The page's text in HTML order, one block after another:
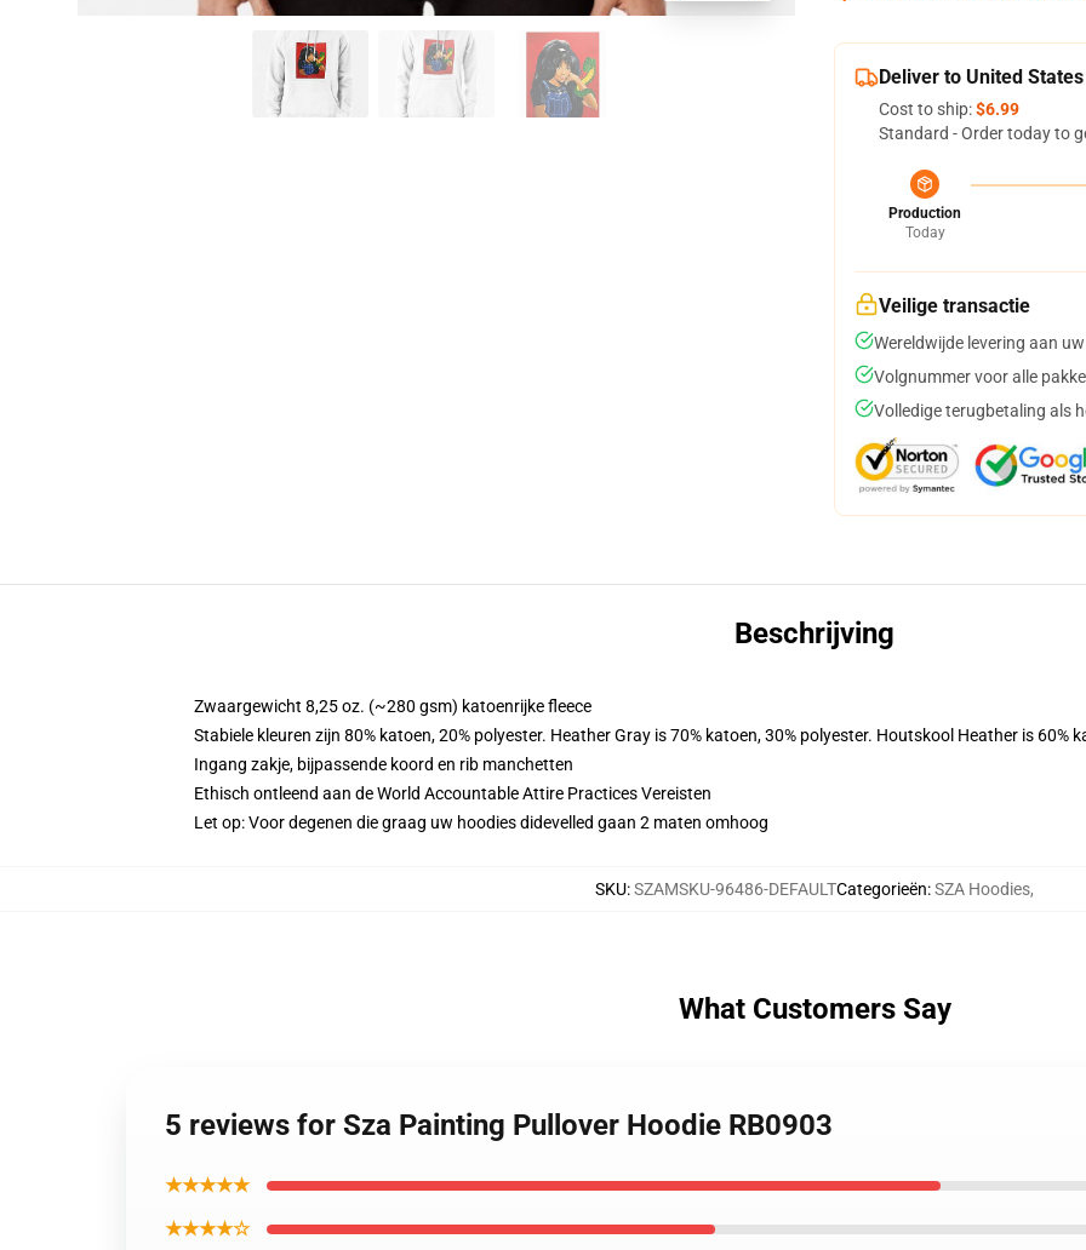
Deliver to United States
Cost to ship:$6.99
Standard - Order today to
Production
Today
Veilige transactie
Wereldwijde levering aan
Volgnummer voor alle
Volledige terugbetaling als
Beschrijving
Zwaargewicht 8,25 oz. (~280 gsm) katoenrijke fleece
Stabiele kleuren zijn 80% katoen, 20% polyester. Heather Gray is 70% katoen, 30% polyester. Houtskool Heather is 60%
Ingang zakje, bijpassende koord en rib manchetten
Ethisch ontleend aan de World Accountable Attire Practices Vereisten
Let op: Voor degenen die graag uw hoodies didevelled gaan 2 maten omhoog
SKU:SZAMSKU-96486-DEFAULTCategorieën:SZA Hoodies,
What Customers Say
5 reviews for Sza Painting Pullover Hoodie RB0903
★★★★★
★★★★☆